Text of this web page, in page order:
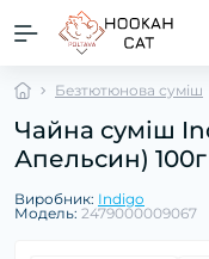
Безтютюнова суміш
Чайна суміш
Апельсин) 100г
Виробник: Indigo
Модель: 2479000009067